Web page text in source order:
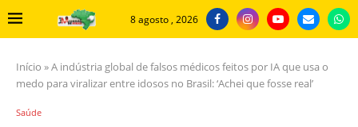
8 agosto , 2026
Início »A indústria global de falsos médicos feitos por IA que usa o
medo para viralizar entre idosos no Brasil: ‘Achei que fosse real’
Saúde